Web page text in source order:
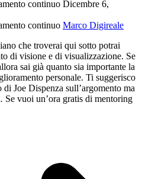
continuo Dicembre 6,
continuo Marco Digireale
che troverai qui sotto potrai
di visione e di visualizzazione. Se
sai già quanto sia importante la
personale. Ti suggerisco
Joe Dispenza sull’argomento ma
vuoi un’ora gratis di mentoring